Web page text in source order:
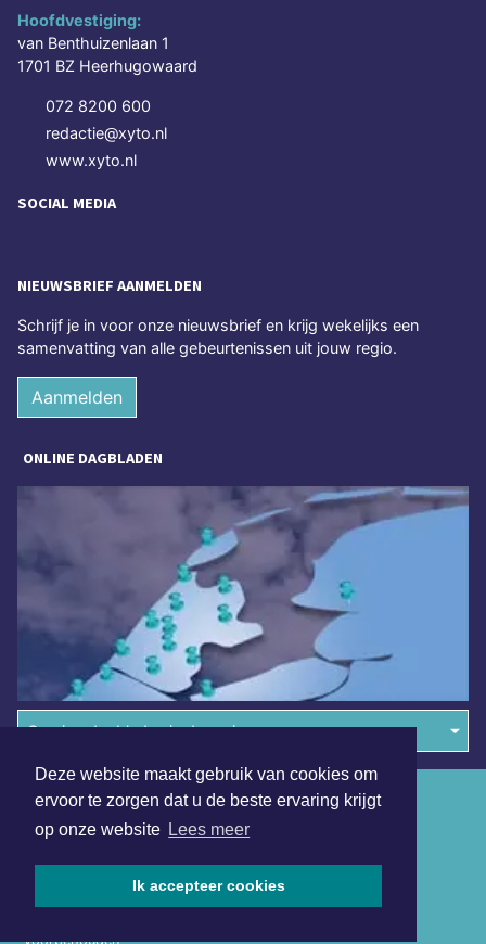
Deze website maakt gebruik van cookies om
ervoor te zorgen dat u de beste ervaring krijgt
op onze website Lees meer
Ik accepteer cookies
Hoofdvestiging:
van Benthuizenlaan 1
1701 BZ Heerhugowaard
072 8200 600
redactie@xyto.nl
www.xyto.nl
SOCIAL MEDIA
NIEUWSBRIEF AANMELDEN
Schrijf je in voor onze nieuwsbrief en krijg wekelijks een
samenvatting van alle gebeurtenissen uit jouw regio.
Aanmelden
ONLINE DAGBLADEN
Overige dagbladen in de regio
voorbehouden
Algemene voorwaarden
Disclaimer